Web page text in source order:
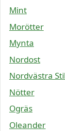
Mint
Morötter
Mynta
Nordost
Nordvästra
Nötter
Ogräs
Oleander